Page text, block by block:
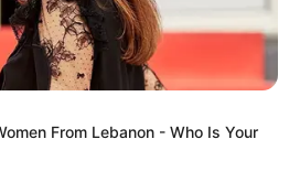
From Lebanon - Who Is Your